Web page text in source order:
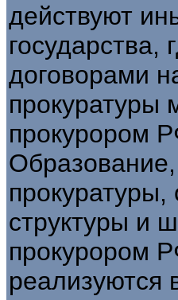
действуют
государства,
договорами
прокуратуры
прокурором
прокуратуры,
структуры и
прокурором
реализуются